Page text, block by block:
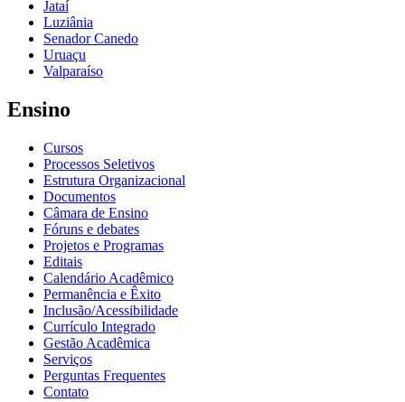
Jataí
Luziânia
Senador Canedo
Uruaçu
Valparaíso
Ensino
Cursos
Processos Seletivos
Estrutura Organizacional
Documentos
Câmara de Ensino
Fóruns e debates
Projetos e Programas
Editais
Calendário Acadêmico
Permanência e Êxito
Inclusão/Acessibilidade
Currículo Integrado
Gestão Acadêmica
Serviços
Perguntas Frequentes
Contato